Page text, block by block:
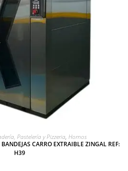
A COTIZACIÓN
Pastelería y Pizzeria, Hornos
CARRO EXTRAIBLE ZINGAL REF:
H39